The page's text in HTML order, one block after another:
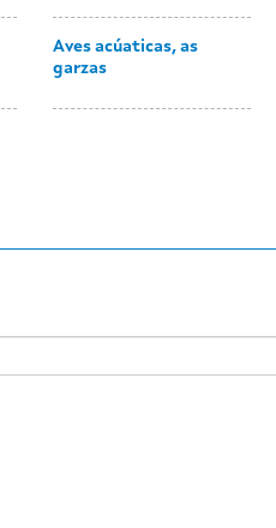
Aves acúaticas, as
garzas